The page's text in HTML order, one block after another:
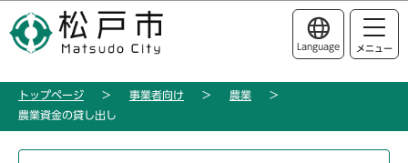
の
ー
このページの本文へ移動
Language メニュー
トップページ 事業者向け
農業
農業資金の貸し出し